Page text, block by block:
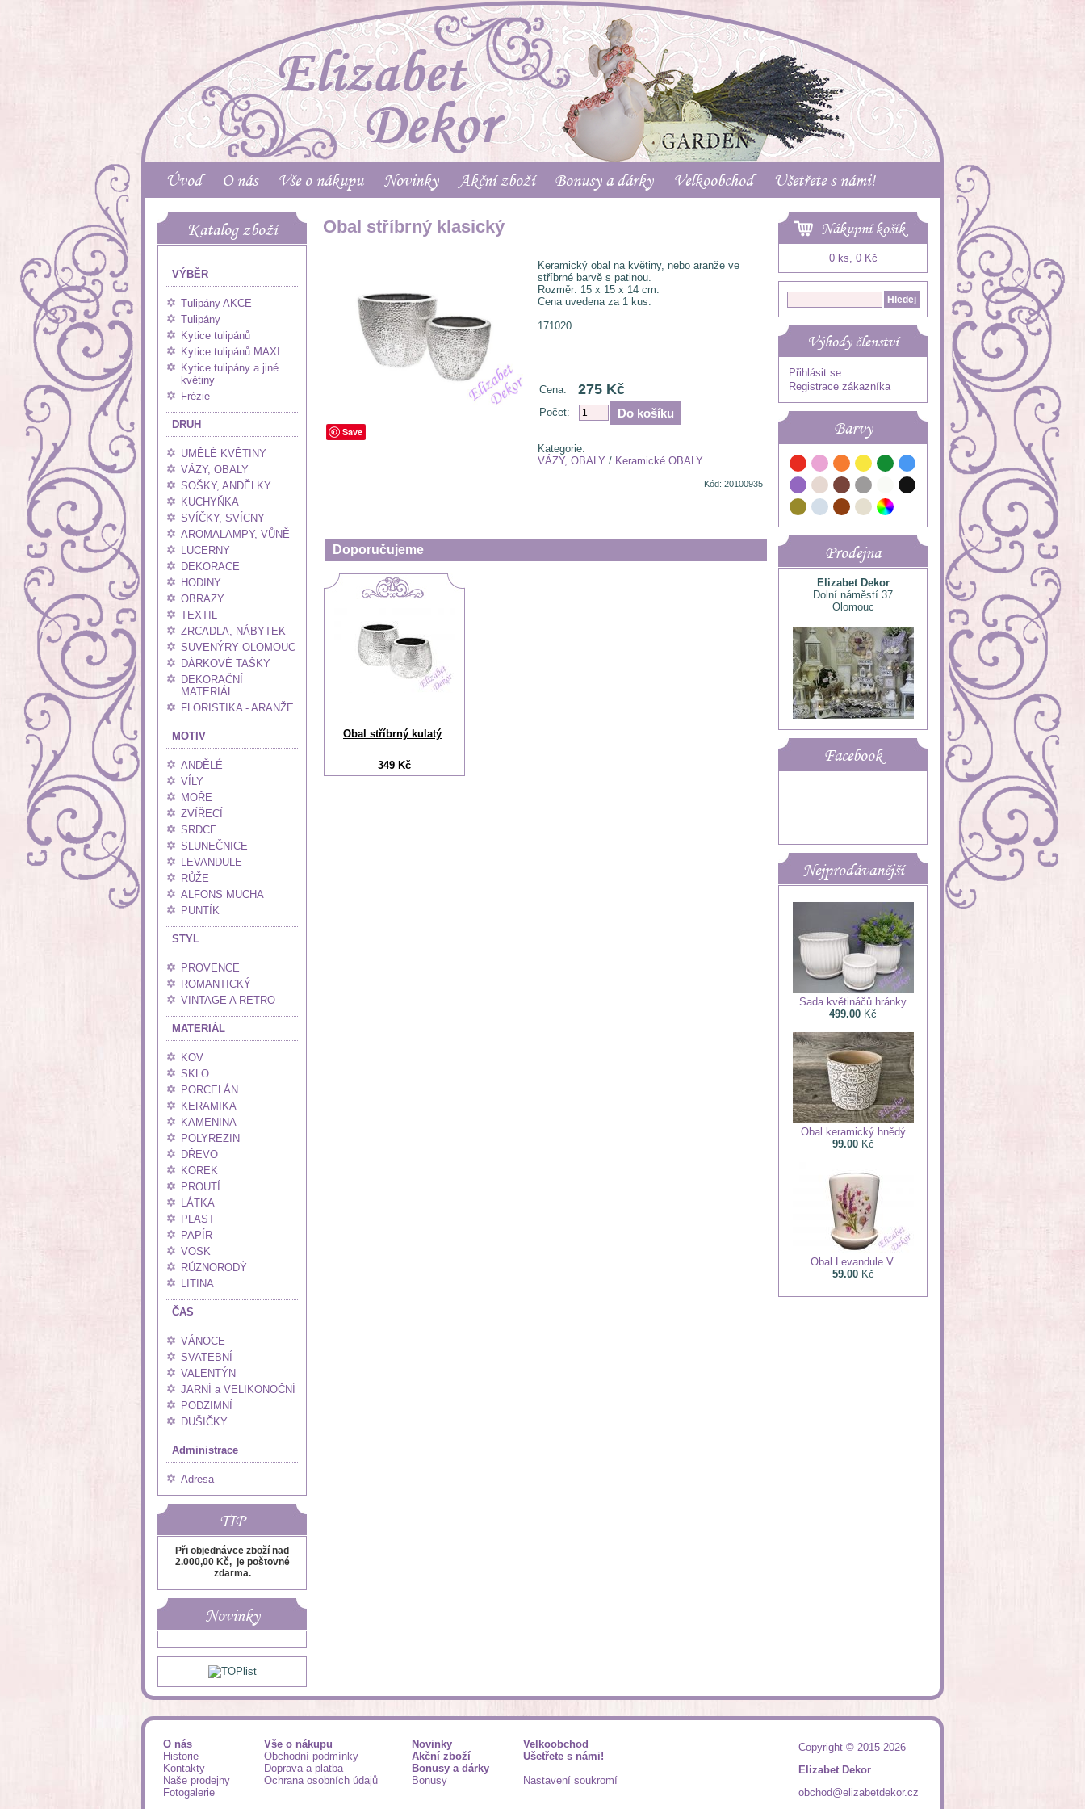
Úvod O nás Vše o nákupu Novinky Akční zboží Bonusy a dárky Velkoobchod Ušetřete s námi!
Katalog zboží
VÝBĚR
Tulipány AKCE
Tulipány
Kytice tulipánů
Kytice tulipánů MAXI
Kytice tulipány a jiné
květiny
Frézie
DRUH
UMĚLÉ KVĚTINY
VÁZY, OBALY
SOŠKY, ANDĚLKY
KUCHYŇKA
SVÍČKY, SVÍCNY
AROMALAMPY, VŮNĚ
LUCERNY
DEKORACE
HODINY
OBRAZY
TEXTIL
ZRCADLA, NÁBYTEK
SUVENÝRY OLOMOUC
DÁRKOVÉ TAŠKY
DEKORAČNÍ
MATERIÁL
FLORISTIKA - ARANŽE
MOTIV
ANDĚLÉ
VÍLY
MOŘE
ZVÍŘECÍ
SRDCE
SLUNEČNICE
LEVANDULE
RŮŽE
ALFONS MUCHA
PUNTÍK
STYL
PROVENCE
ROMANTICKÝ
VINTAGE A RETRO
MATERIÁL
KOV
SKLO
PORCELÁN
KERAMIKA
KAMENINA
POLYREZIN
DŘEVO
KOREK
PROUTÍ
LÁTKA
PLAST
PAPÍR
VOSK
RŮZNORODÝ
LITINA
ČAS
VÁNOCE
SVATEBNÍ
VALENTÝN
JARNÍ a VELIKONOČNÍ
PODZIMNÍ
DUŠIČKY
Administrace
Adresa
TIP
Při objednávce zboží nad
2.000,00 Kč, je poštovné
zdarma.
Novinky
Obal stříbrný klasický
Save
Keramický obal na květiny, nebo aranže ve
stříbrné barvě s patinou.
Rozměr: 15 x 15 x 14 cm.
Cena uvedena za 1 kus.
171020
Cena: 275 Kč
Počet:
Kategorie:
VÁZY, OBALY / Keramické OBALY
Kód: 20100935
Doporučujeme
Obal stříbrný kulatý
349 Kč
Nákupní košík
0 ks, 0 Kč
Výhody členství
Přihlásit se
Registrace zákazníka
Barvy
Prodejna
Elizabet Dekor
Dolní náměstí 37
Olomouc
Facebook
Nejprodávanější
Sada květináčů hránky
499.00 Kč
Obal keramický hnědý
99.00Kč
Obal Levandule V.
59.00Kč
Copyright © 2015-2026
Elizabet Dekor
obchod@elizabetdekor.cz
O nás
Historie
Kontakty
Naše prodejny
Fotogalerie
Vše o nákupu
Obchodní podmínky
Doprava a platba
Ochrana osobních údajů
Novinky
Akční zboží
Bonusy a dárky
Bonusy
Velkoobchod
Ušetřete s námi!
Nastavení soukromí